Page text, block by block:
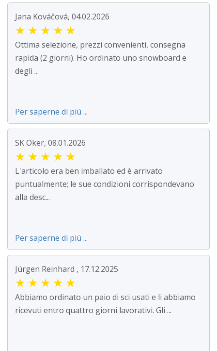
Jana Kováčová, 04.02.2026
★ ★ ★ ★ ★
Ottima selezione, prezzi convenienti, consegna
rapida (2 giorni). Ho ordinato uno snowboard e
degli ...
Per saperne di più ...
SK Oker, 08.01.2026
★ ★ ★ ★ ★
L'articolo era ben imballato ed è arrivato
puntualmente; le sue condizioni corrispondevano
alla desc...
Per saperne di più ...
Jürgen Reinhard , 17.12.2025
★ ★ ★ ★ ★
Abbiamo ordinato un paio di sci usati e li abbiamo
ricevuti entro quattro giorni lavorativi. Gli ...